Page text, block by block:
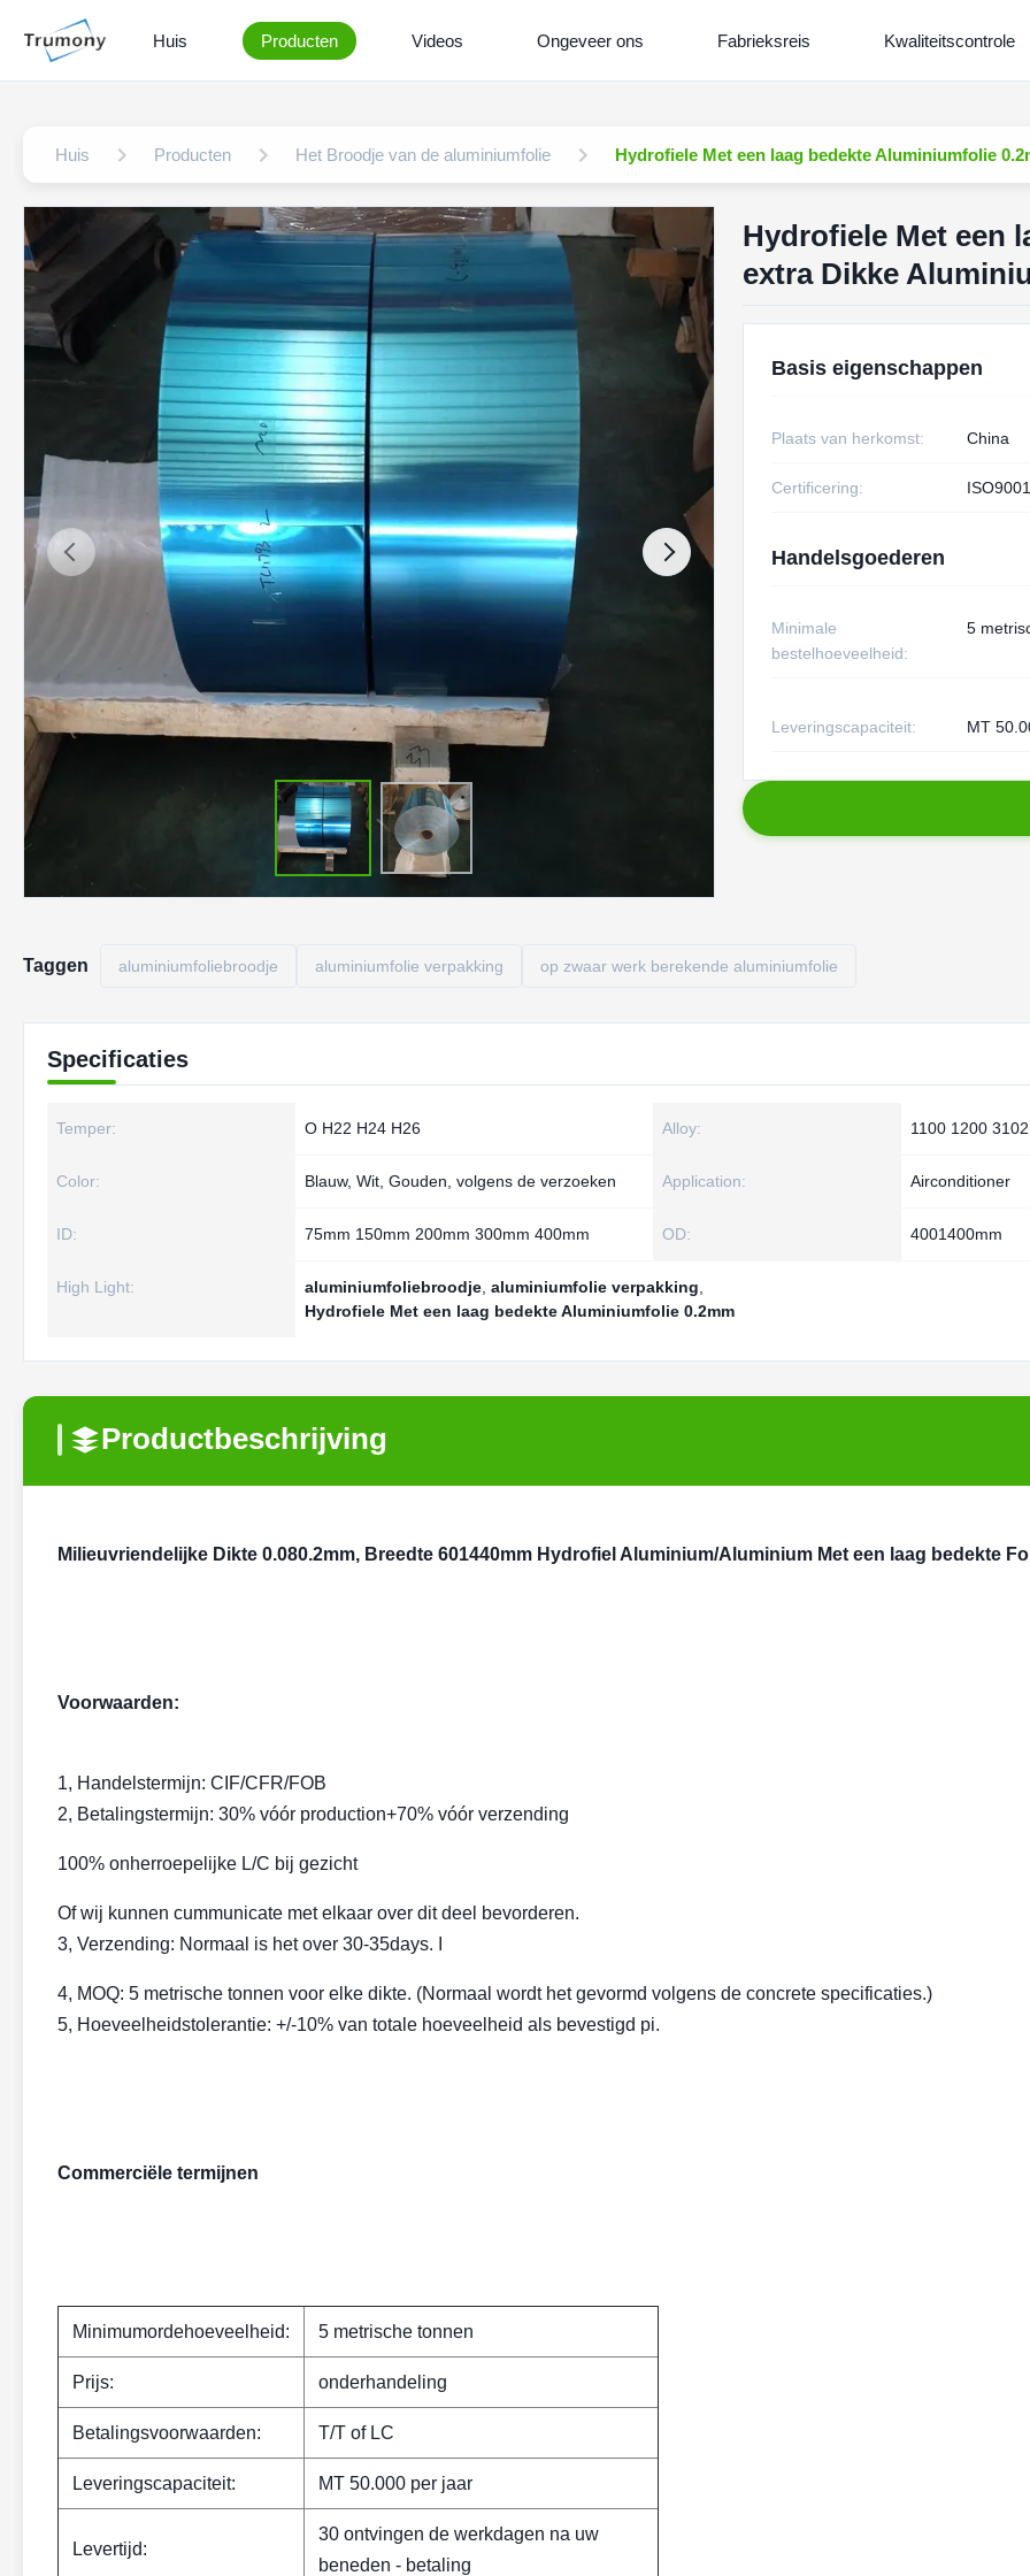
Huis Producten Videos Ongeveer ons Fabrieksreis Kwaliteitscontrole
Huis Producten Het Broodje van de aluminiumfolie Hydrofiele Met een laag bedekte Aluminiumfolie
Hydrofiele Met een
extra Dikke
Basis eigenschappen
Plaats van herkomst: China
Certificering:
Handelsgoederen
Minimale
bestelhoeveelheid:
5
Leveringscapaciteit: MT
Taggen aluminiumfoliebroodje aluminiumfolie verpakking op zwaar werk berekende aluminiumfolie
Specificaties
Temper: O H22 H24 H26 Alloy: 1100 1200
Color: Blauw, Wit, Gouden, volgens de verzoeken Application: Airconditioner
ID: 75mm 150mm 200mm 300mm 400mm OD: 4001400mm
High Light: aluminiumfoliebroodje aluminiumfolie verpakking
Hydrofiele Met een laag bedekte Aluminiumfolie 0.2mm
Productbeschrijving
Milieuvriendelijke Dikte 0.080.2mm, Breedte 601440mm Hydrofiel Aluminium/Aluminium Met een laag bedekte
Voorwaarden:
1, Handelstermijn: CIF/CFR/FOB
2, Betalingstermijn: 30% vóór production+70% vóór verzending
100% onherroepelijke L/C bij gezicht
Of wij kunnen cummunicate met elkaar over dit deel bevorderen.
3, Verzending: Normaal is het over 30-35days. I
4, MOQ: 5 metrische tonnen voor elke dikte. (Normaal wordt het gevormd volgens de concrete specificaties.)
5, Hoeveelheidstolerantie: +/-10% van totale hoeveelheid als bevestigd pi.
Commerciële termijnen
Minimumordehoeveelheid: 5 metrische tonnen
Prijs: onderhandeling
Betalingsvoorwaarden: T/T of LC
Leveringscapaciteit: MT 50.000 per jaar
Levertijd:
30 ontvingen de werkdagen na uw
beneden - betaling